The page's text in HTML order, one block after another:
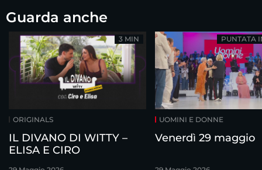
Guarda anche
ORIGINALS
IL DIVANO DI WITTY –
ELISA E CIRO
3 MIN
UOMINI E DONNE
Venerdì 29 maggio
PUNTATA